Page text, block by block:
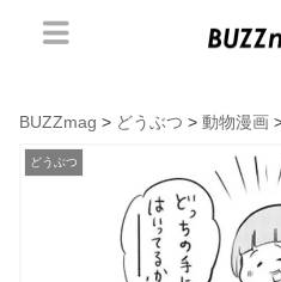
BUZZmag > どうぶつ > 動物漫画
どうぶつ